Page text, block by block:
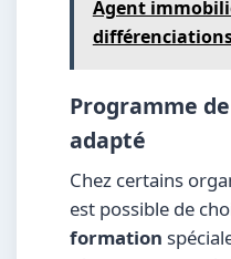
Agent
Programme
adapté
Chez certains
est possible de
formation